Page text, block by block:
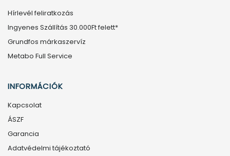
Hírlevél feliratkozás
Ingyenes Szállítás 30.000Ft felett*
Grundfos márkaszervíz
Metabo Full Service
INFORMÁCIÓK
Kapcsolat
ÁSZF
Garancia
Adatvédelmi tájékoztató